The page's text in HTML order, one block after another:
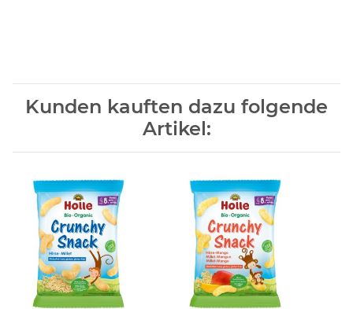
Kunden kauften dazu folgende
Artikel: